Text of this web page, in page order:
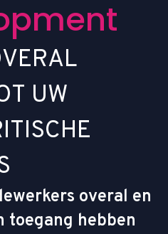
pment
VERAL
T UW
ITISCHE
overal en
toegang hebben